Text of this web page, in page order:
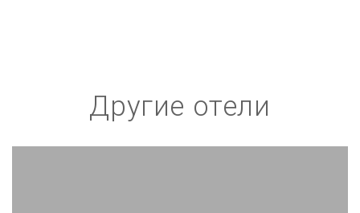
Другие отели